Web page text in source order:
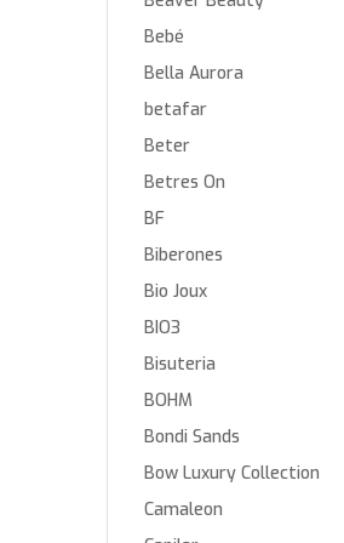
Bebé
Bella Aurora
betafar
Beter
Betres On
BF
Biberones
Bio Joux
BIO3
Bisuteria
BOHM
Bondi Sands
Bow Luxury Collection
Camaleon